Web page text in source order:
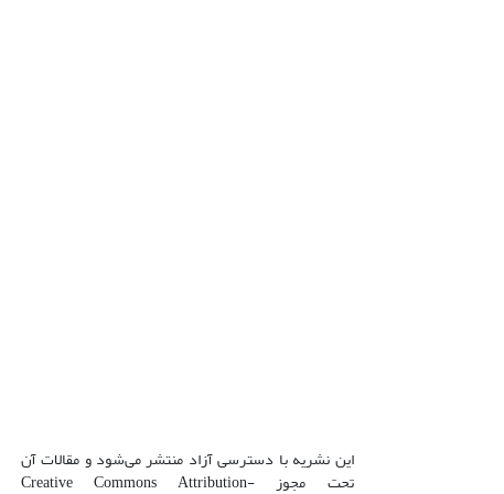
این نشریه با دسترسی آزاد منتشر می‌شود و مقالات آن
تحت مجوز Creative Commons Attribution-